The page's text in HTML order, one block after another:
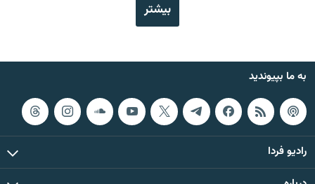
بیشتر
به ما بپیوندید
رادیو فردا